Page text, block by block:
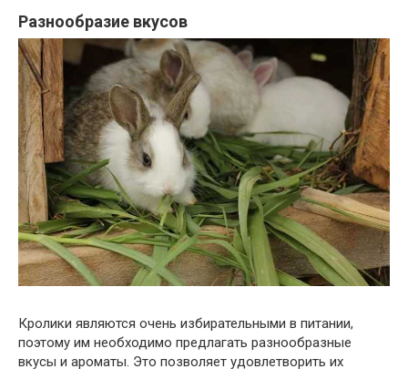
Разнообразие вкусов
Кролики являются очень избирательными в питании,
поэтому им необходимо предлагать разнообразные
вкусы и ароматы. Это позволяет удовлетворить их